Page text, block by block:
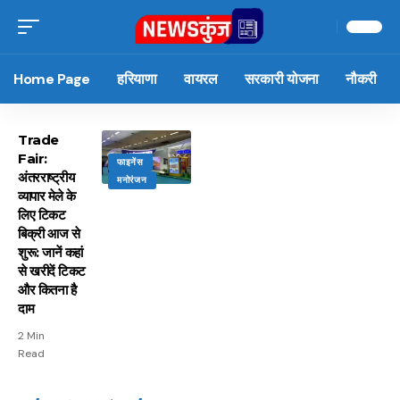
Home Page हरियाणा वायरल सरकारी योजना नौकरी
फाइनेंस
मनोरंजन
Trade
Fair:
अंतरराष्ट्रीय
व्यापार मेले के
लिए टिकट
बिक्री आज से
शुरू: जानें कहां
से खरीदें टिकट
और कितना है
दाम
2 Min
Read
15 नवंबर से लागू होंगे